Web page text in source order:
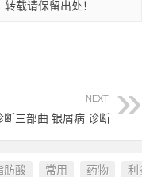
载请保留出处！
NEXT:
断三部曲 银屑病 诊断
肪酸 常用 药物 利